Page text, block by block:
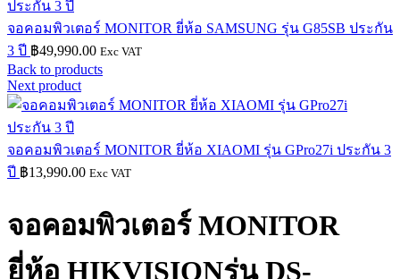
จอคอมพิวเตอร์ MONITOR ยี่ห้อ SAMSUNG รุ่น G85SB ประกัน
3 ปี ฿49,990.00 Exc VAT
Back to products
Next product
จอคอมพิวเตอร์ MONITOR ยี่ห้อ XIAOMI รุ่น GPro27i ประกัน 3
ปี ฿13,990.00 Exc VAT
จอคอมพิวเตอร์ MONITOR
ยี่ห้อ HIKVISIONรุ่น DS-